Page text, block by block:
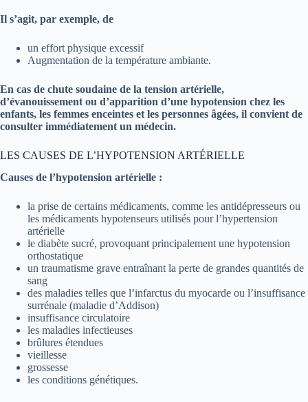
Il s’agit, par exemple, de
un effort physique excessif
Augmentation de la température ambiante.
En cas de chute soudaine de la tension artérielle,
d’évanouissement ou d’apparition d’une hypotension chez les
enfants, les femmes enceintes et les personnes âgées, il convient de
consulter immédiatement un médecin.
LES CAUSES DE L’HYPOTENSION ARTÉRIELLE
Causes de l’hypotension artérielle :
la prise de certains médicaments, comme les antidépresseurs ou
les médicaments hypotenseurs utilisés pour l’hypertension
artérielle
le diabète sucré, provoquant principalement une hypotension
orthostatique
un traumatisme grave entraînant la perte de grandes quantités de
sang
des maladies telles que l’infarctus du myocarde ou l’insuffisance
surrénale (maladie d’Addison)
insuffisance circulatoire
les maladies infectieuses
brûlures étendues
vieillesse
grossesse
les conditions génétiques.